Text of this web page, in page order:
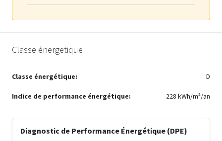
Classe énergetique
Classe énergétique: D
Indice de performance énergétique: 228 kWh/m²/an
Diagnostic de Performance Énergétique (DPE)